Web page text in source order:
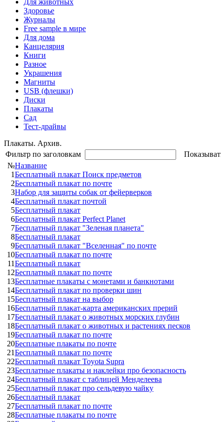
Здоровье
Журналы
Free sample в мире
Для дома
Канцелярия
Книги
Разное
Украшения
Магниты
USB (флешки)
Диски
Плакаты
Сад
Тест-драйвы
Плакаты. Архив.
Фильтр по заголовкам
№Название
1Бесплатный плакат Поиск предметов
2Бесплатный плакат по почте
3Набор для защиты собак от фейерверков
4Бесплатный плакат почтой
5Бесплатный плакат
6Бесплатный плакат Perfect Planet
7Бесплатный плакат "Зеленая планета"
8Бесплатный плакат
9Бесплатный плакат "Вселенная" по почте
10Бесплатный плакат по почте
11Бесплатный плакат
12Бесплатный плакат по почте
13Бесплатные плакаты с монетами и банкнотами
14Бесплатный плакат по проверки шин
15Бесплатный плакат на выбор
16Бесплатный плакат-карта американских прерий
17Бесплатный плакат о животных морских глубин
18Бесплатный плакат о животных и растениях песков
19Бесплатный плакат по почте
20Бесплатные плакаты по почте
21Бесплатный плакат по почте
22Бесплатный плакат Toyota Supra
23Бесплатные плакаты и наклейки про безопасность
24Бесплатный плакат с таблицей Менделеева
25Бесплатный плакат про сельдевую чайку
26Бесплатный плакат
27Бесплатный плакат по почте
28Бесплатные плакаты по почте